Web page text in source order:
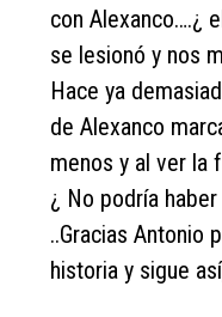
con Alexanco….¿
se lesionó y nos
Hace ya
de Alexanco
menos y al ver la
¿ No podría
..Gracias Antonio
historia y sigue